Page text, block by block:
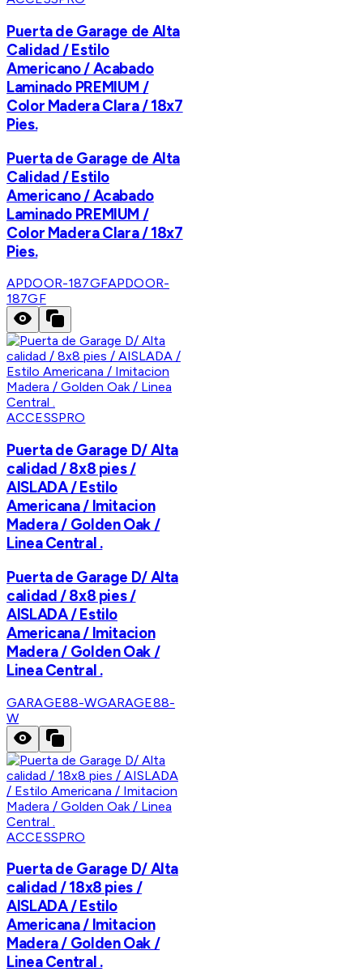
Puerta de Garage de Alta
Calidad / Estilo
Americano / Acabado
Laminado PREMIUM /
Color Madera Clara / 18x7
Pies.
Puerta de Garage de Alta
Calidad / Estilo
Americano / Acabado
Laminado PREMIUM /
Color Madera Clara / 18x7
Pies.
APDOOR-187GFAPDOOR-
187GF
ACCESSPRO
Puerta de Garage D/ Alta
calidad / 8x8 pies /
AISLADA / Estilo
Americana / Imitacion
Madera / Golden Oak /
Linea Central .
Puerta de Garage D/ Alta
calidad / 8x8 pies /
AISLADA / Estilo
Americana / Imitacion
Madera / Golden Oak /
Linea Central .
GARAGE88-WGARAGE88-
W
ACCESSPRO
Puerta de Garage D/ Alta
calidad / 18x8 pies /
AISLADA / Estilo
Americana / Imitacion
Madera / Golden Oak /
Linea Central .